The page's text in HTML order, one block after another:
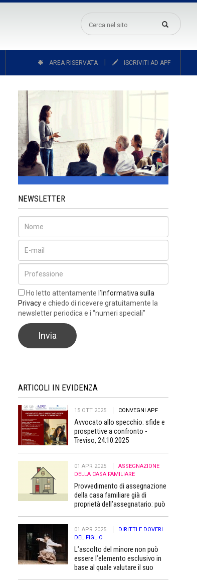
AREA RISERVATA ISCRIVITI AD APF
NEWSLETTER
Ho letto attentamente l’ Informativa sulla
Privacye chiedo di ricevere gratuitamente la
newsletter periodica e i “numeri speciali”
ARTICOLI IN EVIDENZA
15 OTT 2025 CONVEGNI APF
Avvocato allo specchio: sfide e
prospettive a confronto -
Treviso, 24.10.2025
01 APR 2025
ASSEGNAZIONE
DELLA CASA FAMILIARE
Provvedimento di assegnazione
della casa familiare già di
proprietà dell’assegnatario: può
01 APR 2025
DIRITTI E DOVERI
DEL FIGLIO
L’ascolto del minore non può
essere l’elemento esclusivo in
base al quale valutare il suo